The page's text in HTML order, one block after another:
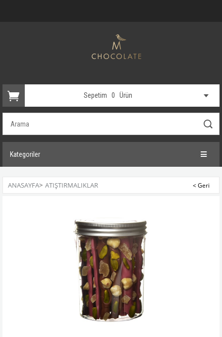
Sepetim 0 Ürün
Kategoriler
ANASAYFA> ATIŞTIRMALIKLAR